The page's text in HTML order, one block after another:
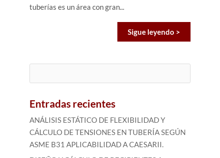
tuberías es un área con gran...
Sigue leyendo >
Entradas recientes
ANÁLISIS ESTÁTICO DE FLEXIBILIDAD Y
CÁLCULO DE TENSIONES EN TUBERÍA SEGÚN
ASME B31 APLICABILIDAD A CAESARII.